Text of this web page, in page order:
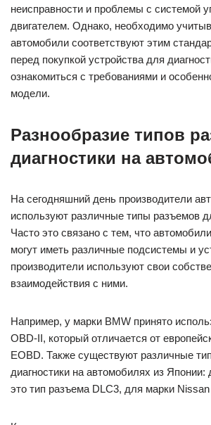
неисправности и проблемы с системой
двигателем. Однако, необходимо
автомобили соответствуют этим
перед покупкой устройства для
ознакомиться с требованиями и
модели.
Разнообразие типов
диагностики на
На сегодняшний день производители
используют различные типы разъемов
Часто это связано с тем, что
могут иметь различные подсистемы и
производители используют свои
взаимодействия с ними.
Например, у марки BMW принято
OBD-II, который отличается от
EOBD. Также существуют различные
диагностики на автомобилях из Японии:
это тип разъема DLC3, для марки